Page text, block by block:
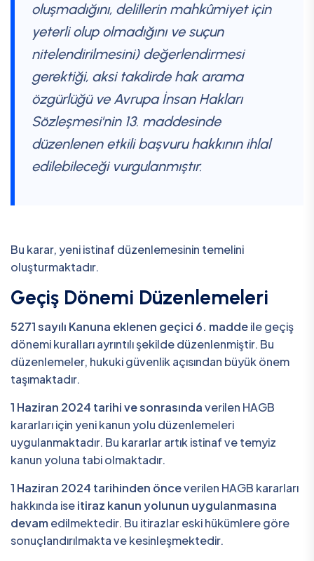
oluşmadığını, delillerin mahkûmiyet için
yeterli olup olmadığını ve suçun
nitelendirilmesini) değerlendirmesi
gerektiği, aksi takdirde hak arama
özgürlüğü ve Avrupa İnsan Hakları
Sözleşmesi'nin 13. maddesinde
düzenlenen etkili başvuru hakkının ihlal
edilebileceği vurgulanmıştır.
Bu karar, yeni istinaf düzenlemesinin temelini
oluşturmaktadır.
Geçiş Dönemi Düzenlemeleri
5271 sayılı Kanuna eklenen geçici 6. maddeile geçiş
dönemi kuralları ayrıntılı şekilde düzenlenmiştir. Bu
düzenlemeler, hukuki güvenlik açısından büyük önem
taşımaktadır.
1 Haziran 2024 tarihi ve sonrasındaverilen HAGB
kararları için yeni kanun yolu düzenlemeleri
uygulanmaktadır. Bu kararlar artık istinaf ve temyiz
kanun yoluna tabi olmaktadır.
1 Haziran 2024 tarihinden önceverilen HAGB kararları
hakkında iseitiraz kanun yolunun uygulanmasına
devamedilmektedir. Bu itirazlar eski hükümlere göre
sonuçlandırılmakta ve kesinleşmektedir.